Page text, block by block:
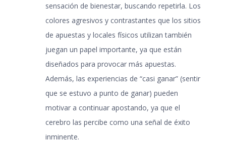
sensación de bienestar, buscando repetirla. Los
colores agresivos y contrastantes que los sitios
de apuestas y locales físicos utilizan también
juegan un papel importante, ya que están
diseñados para provocar más apuestas.
Además, las experiencias de “casi ganar” (sentir
que se estuvo a punto de ganar) pueden
motivar a continuar apostando, ya que el
cerebro las percibe como una señal de éxito
inminente.